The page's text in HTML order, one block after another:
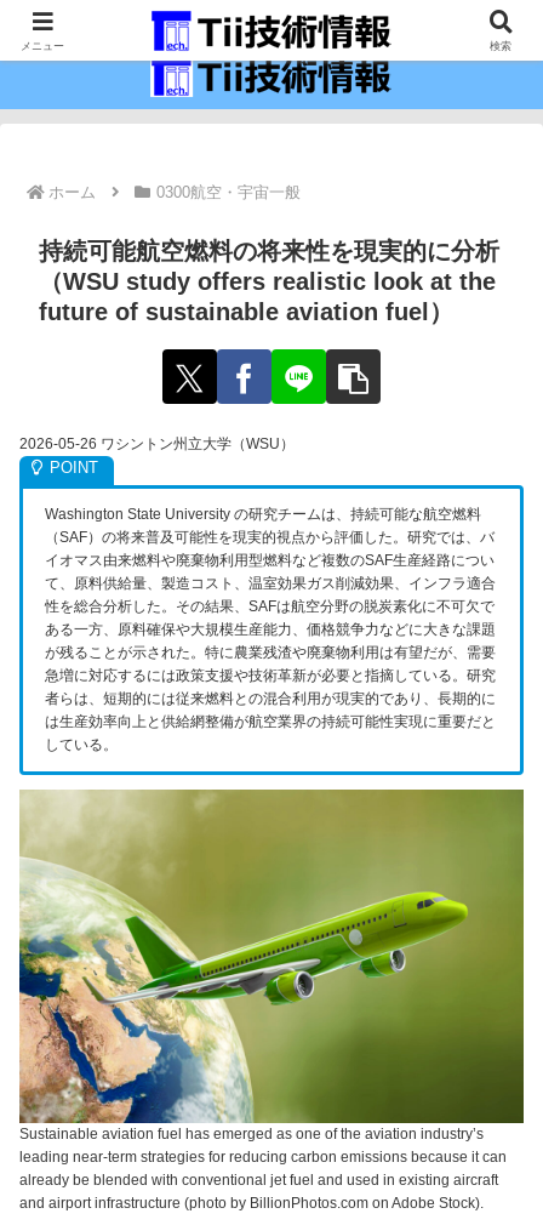
最新の科学技術の情報インフラ。
ホーム 0300航空・宇宙一般
持続可能航空燃料の将来性を現実的に分析
（WSU study offers realistic look at the
future of sustainable aviation fuel）
2026-05-26 ワシントン州立大学（WSU）
Washington State University の研究チームは、持続可能な航空燃料
（SAF）の将来普及可能性を現実的視点から評価した。研究では、バ
イオマス由来燃料や廃棄物利用型燃料など複数のSAF生産経路につい
て、原料供給量、製造コスト、温室効果ガス削減効果、インフラ適合
性を総合分析した。その結果、SAFは航空分野の脱炭素化に不可欠で
ある一方、原料確保や大規模生産能力、価格競争力などに大きな課題
が残ることが示された。特に農業残渣や廃棄物利用は有望だが、需要
急増に対応するには政策支援や技術革新が必要と指摘している。研究
者らは、短期的には従来燃料との混合利用が現実的であり、長期的に
は生産効率向上と供給網整備が航空業界の持続可能性実現に重要だと
している。
Sustainable aviation fuel has emerged as one of the aviation industry’s
leading near-term strategies for reducing carbon emissions because it can
already be blended with conventional jet fuel and used in existing aircraft
and airport infrastructure (photo by BillionPhotos.com on Adobe Stock).
メニュー 検索